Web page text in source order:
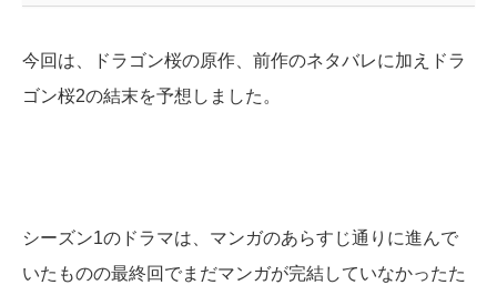
今回は、ドラゴン桜の原作、前作のネタバレに加えドラ
ゴン桜2の結末を予想しました。
シーズン1のドラマは、マンガのあらすじ通りに進んで
いたものの最終回でまだマンガが完結していなかったた